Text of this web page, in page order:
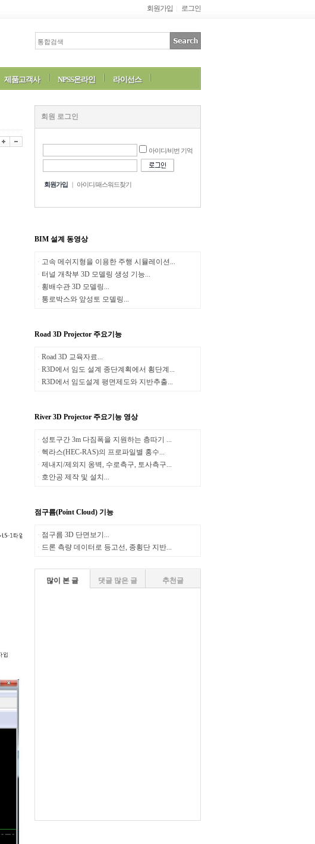
회원가입 로그인
제품고객사 NPSS온라인 라이선스
회원 로그인
아이디/비번 기억
회원가입 | 아이디/패스워드찾기
BIM 설계 동영상
ㆍ 고속 메쉬지형을 이용한 주행 시뮬레이션...
ㆍ 터널 개착부 3D 모델링 생성 기능...
ㆍ 횡배수관 3D 모델링...
ㆍ 통로박스와 앞성토 모델링...
Road 3D Projector 주요기능
ㆍ Road 3D 교육자료...
ㆍ R3D에서 임도 설계 종단계획에서 횡단계...
ㆍ R3D에서 임도설계 평면제도와 지반추출...
River 3D Projector 주요기능 영상
ㆍ 성토구간 3m 다짐폭을 지원하는 층따기 ...
ㆍ 헥라스(HEC-RAS)의 프로파일별 홍수...
ㆍ 제내지/제외지 옹벽, 수로측구, 토사측구...
ㆍ 호안공 제작 및 설치...
점구름(Point Cloud) 기능
ㆍ 점구름 3D 단면보기...
ㆍ 드론 측량 데이터로 등고선, 종횡단 지반...
많이 본 글 댓글 많은 글 추천글